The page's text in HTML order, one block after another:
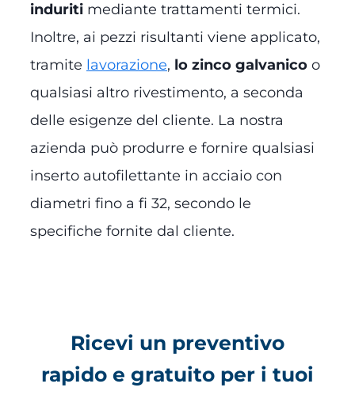
induriti mediante trattamenti termici.
Inoltre, ai pezzi risultanti viene applicato,
tramite lavorazione, lo zinco galvanico o
qualsiasi altro rivestimento, a seconda
delle esigenze del cliente. La nostra
azienda può produrre e fornire qualsiasi
inserto autofilettante in acciaio con
diametri fino a fi 32, secondo le
specifiche fornite dal cliente.
Ricevi un preventivo
rapido e gratuito per i tuoi